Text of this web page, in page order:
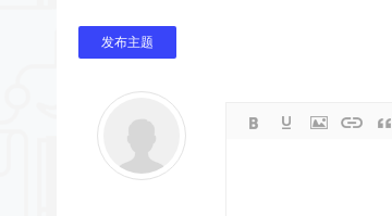
发布主题